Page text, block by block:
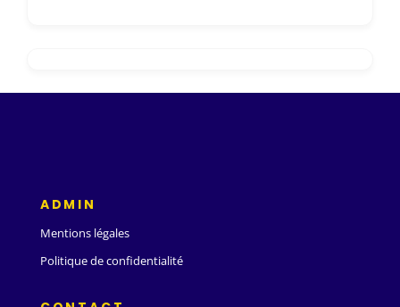
ADMIN
Mentions légales
Politique de confidentialité